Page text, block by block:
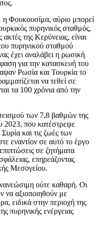
Φουκουσίμα, αύριο μπορεί
πυρηνικός σταθμός,
της Κερύνειας, είναι
πυρηνικού σταθμού
έχει αναλάβει η ρωσική
για την κατασκευή του
Ρωσία και Τουρκία το
να τεθεί σε
τα 100 χρόνια από την
των 7,8 βαθμών της
2023, που κατέστρεψε
και τις ζωές των
εναντίον σε αυτό το έργο
σε ζητήματα
επηρεάζοντας
Μεσογείου.
ούτε καθαρή. Οι
να αξιοποιηθούν με
ειδικά στην περιοχή της
πυρηνικής ενέργειας